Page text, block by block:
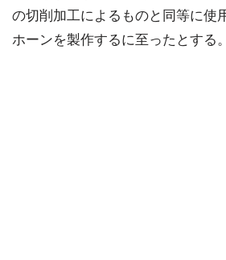
の切削加工によるものと同等に使
ホーンを製作するに至ったとする。